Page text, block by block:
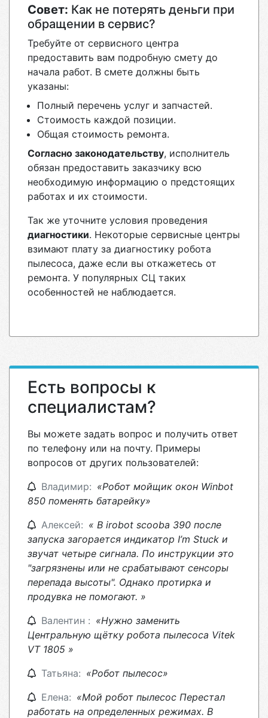
Совет: Как не потерять деньги при
обращении в сервис?
Требуйте от сервисного центра
предоставить вам подробную смету до
начала работ. В смете должны быть
указаны:
Полный перечень услуг и запчастей.
Стоимость каждой позиции.
Общая стоимость ремонта.
Согласно законодательству, исполнитель
обязан предоставить заказчику всю
необходимую информацию о предстоящих
работах и их стоимости.
Так же уточните условия проведения
диагностики. Некоторые сервисные центры
взимают плату за диагностику робота
пылесоса, даже если вы откажетесь от
ремонта. У популярных СЦ таких
особенностей не наблюдается.
Есть вопросы к
специалистам?
Вы можете задать вопрос и получить ответ
по телефону или на почту. Примеры
вопросов от других пользователей:
Владимир: «Робот мойщик окон Winbot
850 поменять батарейку»
Алексей: « В irobot scooba 390 после
запуска загорается индикатор I’m Stuck и
звучат четыре сигнала. По инструкции это
"загрязнены или не срабатывают сенсоры
перепада высоты". Однако протирка и
продувка не помогают. »
Валентин : «Нужно заменить
Центральную щётку робота пылесоса Vitek
VT 1805 »
Татьяна: «Робот пылесос»
Елена: «Мой робот пылесос Перестал
работать на определенных режимах. В